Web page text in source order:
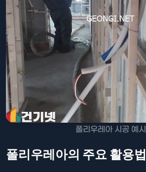
폴리우레아 시공 예시
폴리우레아의 주요 활용법